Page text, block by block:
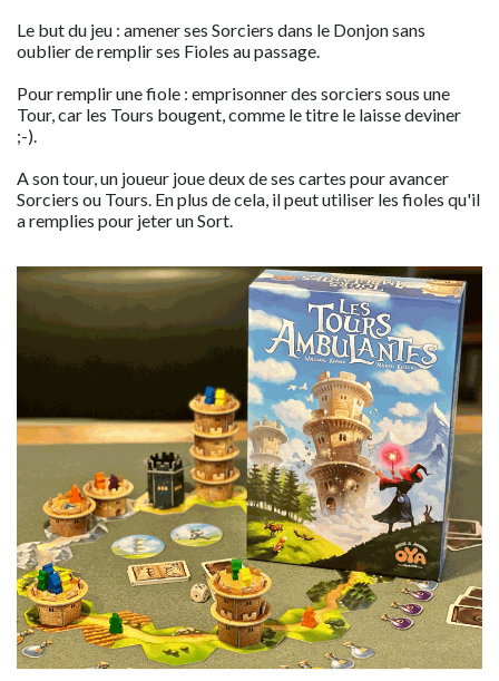
Le but du jeu : amener ses Sorciers dans le Donjon sans
oublier de remplir ses Fioles au passage.
Pour remplir une fiole : emprisonner des sorciers sous une
Tour, car les Tours bougent, comme le titre le laisse deviner
;-).
A son tour, un joueur joue deux de ses cartes pour avancer
Sorciers ou Tours. En plus de cela, il peut utiliser les fioles qu'il
a remplies pour jeter un Sort.